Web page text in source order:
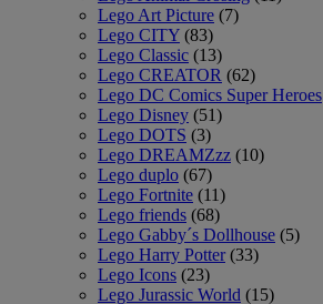
Lego Art Picture (7)
Lego CITY (83)
Lego Classic (13)
Lego CREATOR (62)
Lego DC Comics Super Heroes
Lego Disney (51)
Lego DOTS (3)
Lego DREAMZzz (10)
Lego duplo (67)
Lego Fortnite (11)
Lego friends (68)
Lego Gabby´s Dollhouse (5)
Lego Harry Potter (33)
Lego Icons (23)
Lego Jurassic World (15)